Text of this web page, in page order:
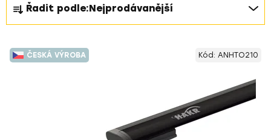
a
z
e
n
Řadit podle:Nejprodávanější
V
ý
ČESKÁ VÝROBA Kód: ANHTO210